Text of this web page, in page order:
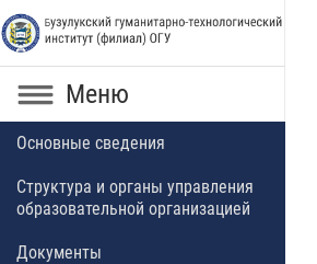
Меню
Основные сведения
Структура и органы управления
образовательной организацией
Документы